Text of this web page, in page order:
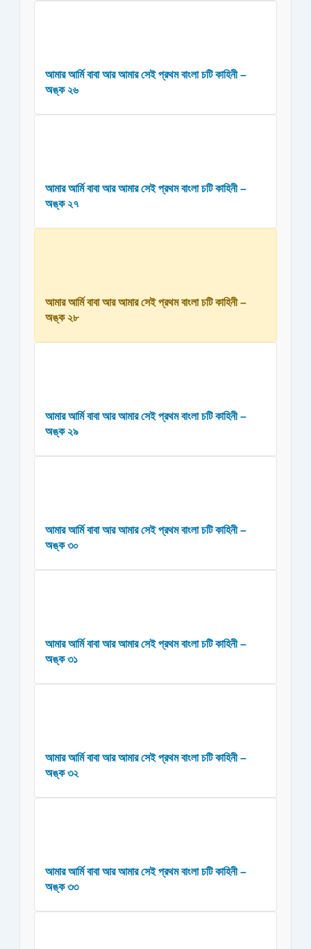
আমার আর্মি বাবা আর আমার সেই প্রথম বাংলা চটি কাহিনী –
অঙ্ক ২৬
আমার আর্মি বাবা আর আমার সেই প্রথম বাংলা চটি কাহিনী –
অঙ্ক ২৭
আমার আর্মি বাবা আর আমার সেই প্রথম বাংলা চটি কাহিনী –
অঙ্ক ২৮
আমার আর্মি বাবা আর আমার সেই প্রথম বাংলা চটি কাহিনী –
অঙ্ক ২৯
আমার আর্মি বাবা আর আমার সেই প্রথম বাংলা চটি কাহিনী –
অঙ্ক ৩০
আমার আর্মি বাবা আর আমার সেই প্রথম বাংলা চটি কাহিনী –
অঙ্ক ৩১
আমার আর্মি বাবা আর আমার সেই প্রথম বাংলা চটি কাহিনী –
অঙ্ক ৩২
আমার আর্মি বাবা আর আমার সেই প্রথম বাংলা চটি কাহিনী –
অঙ্ক ৩৩